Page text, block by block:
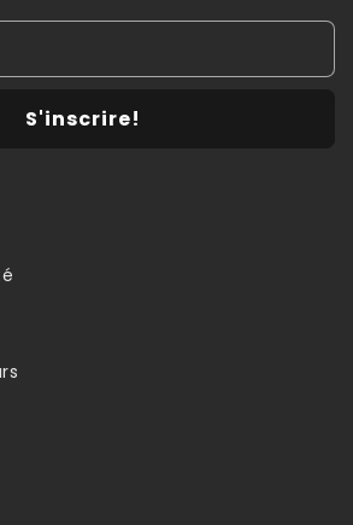
S'inscrire!